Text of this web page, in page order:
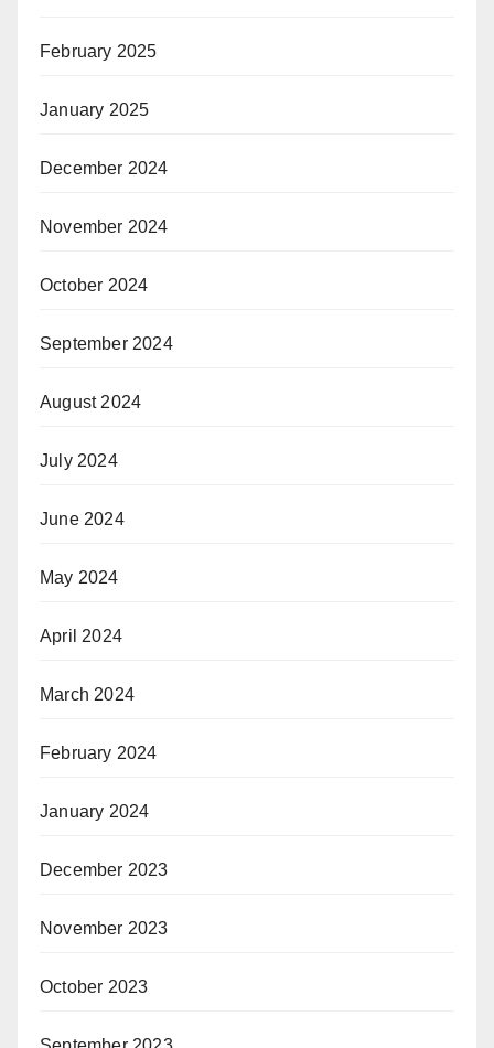
February 2025
January 2025
December 2024
November 2024
October 2024
September 2024
August 2024
July 2024
June 2024
May 2024
April 2024
March 2024
February 2024
January 2024
December 2023
November 2023
October 2023